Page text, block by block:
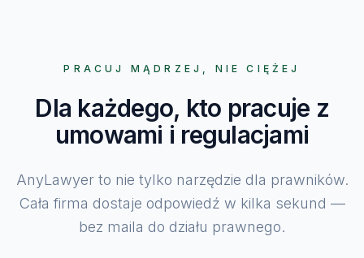
PRACUJ MĄDRZEJ, NIE CIĘŻEJ
Dla każdego, kto pracuje z
umowami i regulacjami
AnyLawyer to nie tylko narzędzie dla prawników.
Cała firma dostaje odpowiedź w kilka sekund —
bez maila do działu prawnego.